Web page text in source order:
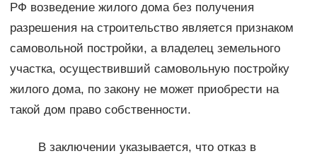
РФ возведение жилого дома без получения
разрешения на строительство является признаком
самовольной постройки, а владелец земельного
участка, осуществивший самовольную постройку
жилого дома, по закону не может приобрести на
такой дом право собственности.
В заключении указывается, что отказ в